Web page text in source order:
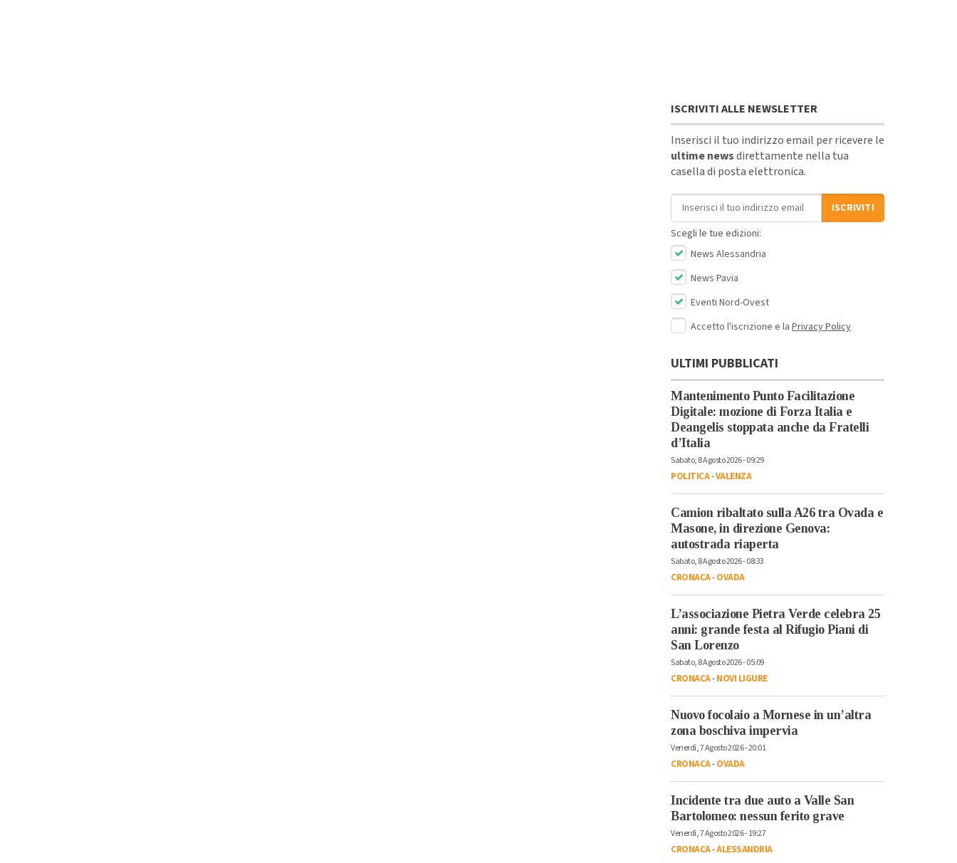
ISCRIVITI ALLE NEWSLETTER
Inserisci il tuo indirizzo email per ricevere le
ultime newsdirettamente nella tua
casella di posta elettronica.
Indirizzo email
ISCRIVITI
Scegli le tue edizioni:
News Alessandria
News Pavia
Eventi Nord-Ovest
Accetto l'iscrizione e la Privacy Policy
ULTIMI PUBBLICATI
Mantenimento Punto Facilitazione
Digitale: mozione di Forza Italia e
Deangelis stoppata anche da Fratelli
d’Italia
Sabato, 8 Agosto 2026 - 09:29
POLITICA-VALENZA
Camion ribaltato sulla A26 tra Ovada e
Masone, in direzione Genova:
autostrada riaperta
Sabato, 8 Agosto 2026 - 08:33
CRONACA-OVADA
L’associazione Pietra Verde celebra 25
anni: grande festa al Rifugio Piani di
San Lorenzo
Sabato, 8 Agosto 2026 - 05:09
CRONACA-NOVI LIGURE
Nuovo focolaio a Mornese in un’altra
zona boschiva impervia
Venerdì, 7 Agosto 2026 - 20:01
CRONACA-OVADA
Incidente tra due auto a Valle San
Bartolomeo: nessun ferito grave
Venerdì, 7 Agosto 2026 - 19:27
CRONACA-ALESSANDRIA